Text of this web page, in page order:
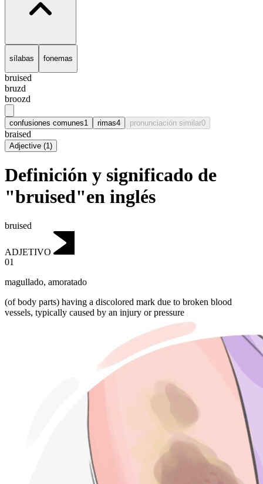
sílabas fonemas
bruised
bruzd
broozd
confusiones comunes1 rimas4 pronunciación similar0
braised
Adjective (1)
Definición y significado de
"bruised"en inglés
bruised
ADJETIVO
01
magullado, amoratado
(of body parts) having a discolored mark due to broken blood
vessels, typically caused by an injury or pressure